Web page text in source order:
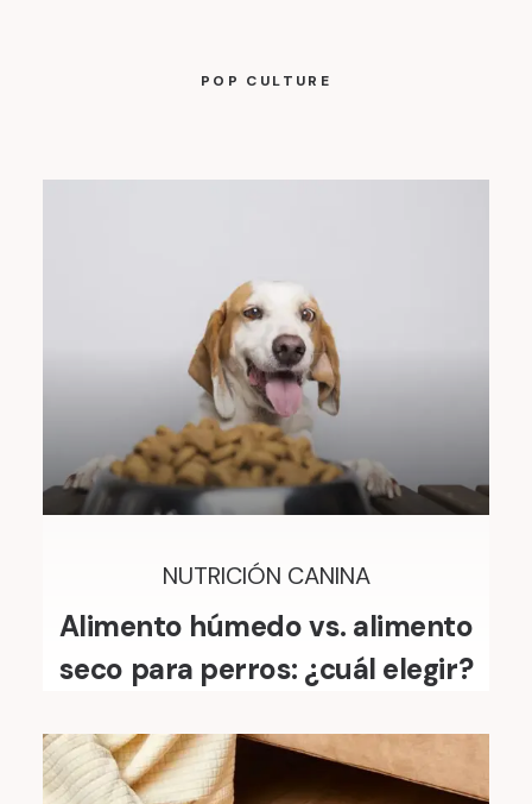
POP CULTURE
NUTRICIÓN CANINA
Alimento húmedo vs. alimento
seco para perros: ¿cuál elegir?